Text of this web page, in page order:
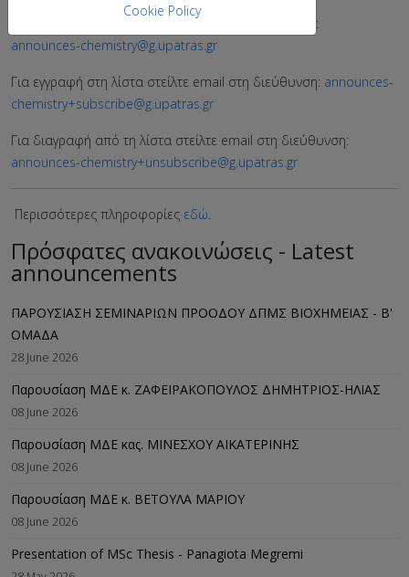
Η λίστα ανακοινώσεων του Τμήματος Χημείας είναι:
announces-chemistry@g.upatras.gr
Για εγγραφή στη λίστα στείλτε email στη διεύθυνση: announces-
chemistry+subscribe@g.upatras.gr
Για διαγραφή από τη λίστα στείλτε email στη διεύθυνση:
announces-chemistry+unsubscribe@g.upatras.gr
Περισσότερες πληροφορίες εδώ
Πρόσφατες ανακοινώσεις - Latest
announcements
ΠΑΡΟΥΣΙΑΣΗ ΣΕΜΙΝΑΡΙΩΝ ΠΡΟΟΔΟΥ ΔΠΜΣ ΒΙΟΧΗΜΕΙΑΣ - B'
ΟΜΑΔΑ
28 June 2026
Παρουσίαση ΜΔΕ κ. ΖΑΦΕΙΡΑΚΟΠΟΥΛΟΣ ΔΗΜΗΤΡΙΟΣ-ΗΛΙΑΣ
08 June 2026
Παρουσίαση ΜΔΕ κας. ΜΙΝΕΣΧΟΥ ΑΙΚΑΤΕΡΙΝΗΣ
08 June 2026
Παρουσίαση ΜΔΕ κ. ΒΕΤΟΥΛΑ ΜΑΡΙΟΥ
08 June 2026
Presentation of MSc Thesis - Panagiota Megremi
Cookie Policy